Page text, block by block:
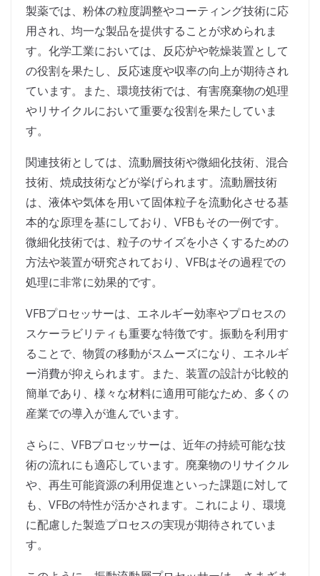
製薬では、粉体の粒度調整やコーティング技術に応
用され、均一な製品を提供することが求められま
す。化学工業においては、反応炉や乾燥装置として
の役割を果たし、反応速度や収率の向上が期待され
ています。また、環境技術では、有害廃棄物の処理
やリサイクルにおいて重要な役割を果たしていま
す。
関連技術としては、流動層技術や微細化技術、混合
技術、焼成技術などが挙げられます。流動層技術
は、液体や気体を用いて固体粒子を流動化させる基
本的な原理を基にしており、VFBもその一例です。
微細化技術では、粒子のサイズを小さくするための
方法や装置が研究されており、VFBはその過程での
処理に非常に効果的です。
VFBプロセッサーは、エネルギー効率やプロセスの
スケーラビリティも重要な特徴です。振動を利用す
ることで、物質の移動がスムーズになり、エネルギ
ー消費が抑えられます。また、装置の設計が比較的
簡単であり、様々な材料に適用可能なため、多くの
産業での導入が進んでいます。
さらに、VFBプロセッサーは、近年の持続可能な技
術の流れにも適応しています。廃棄物のリサイクル
や、再生可能資源の利用促進といった課題に対して
も、VFBの特性が活かされます。これにより、環境
に配慮した製造プロセスの実現が期待されていま
す。